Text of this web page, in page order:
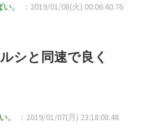
。
：2019/01/08(火) 00:06:40.76
シと同速で良く
。
：2019/01/07(月) 23:18:08.48